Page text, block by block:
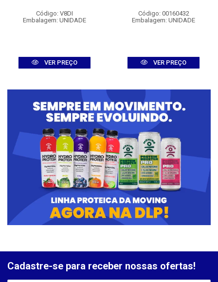
Código: V8DI
Embalagem: UNIDADE
VER PREÇO
Código: 00160432
Embalagem: UNIDADE
VER PREÇO
Cadastre-se para receber nossas ofertas!